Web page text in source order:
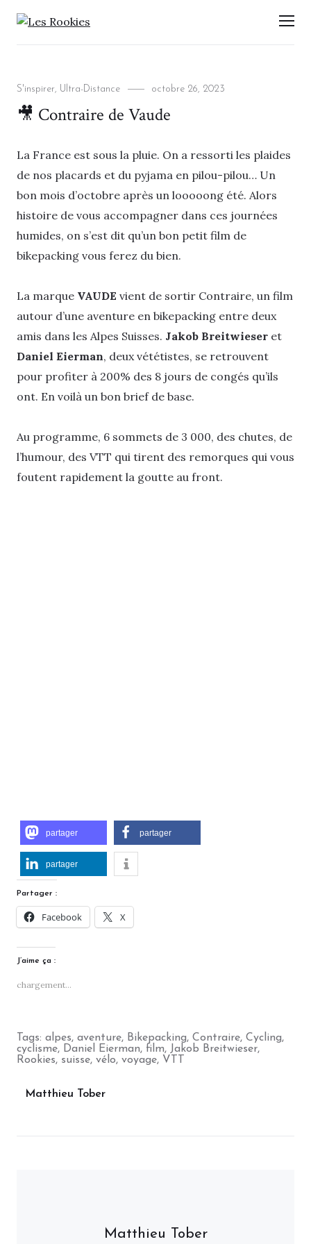
LES ROOKIES
Categories
S'inspirer, Ultra-Distance
Posted
octobre 26, 2023
🎥 Contraire de Vaude
La France est sous la pluie. On a ressorti les plaides
de nos placards et du pyjama en pilou-pilou… Un
bon mois d’octobre après un looooong été. Alors
histoire de vous accompagner dans ces journées
humides, on s’est dit qu’un bon petit film de
bikepacking vous ferez du bien.
La marque VAUDE vient de sortir Contraire, un film
autour d’une aventure en bikepacking entre deux
amis dans les Alpes Suisses. Jakob Breitwieser et
Daniel Eierman, deux vététistes, se retrouvent
pour profiter à 200% des 8 jours de congés qu’ils
ont. En voilà un bon brief de base.
Au programme, 6 sommets de 3 000, des chutes, de
l’humour, des VTT qui tirent des remorques qui vous
foutent rapidement la goutte au front.
partager partager
partager
Partager :
Facebook X
J’aime ça :
chargement…
Tags: alpes, aventure, Bikepacking, Contraire, Cycling,
cyclisme, Daniel Eierman, film, Jakob Breitwieser,
Rookies, suisse, vélo, voyage, VTT
Matthieu Tober
Matthieu Tober